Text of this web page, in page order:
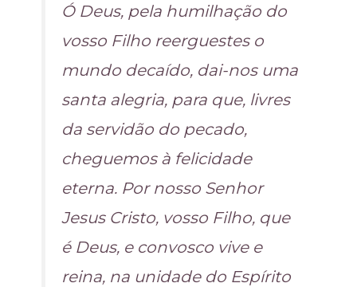
Ó Deus, pela humilhação do
vosso Filho reerguestes o
mundo decaído, dai-nos uma
santa alegria, para que, livres
da servidão do pecado,
cheguemos à felicidade
eterna. Por nosso Senhor
Jesus Cristo, vosso Filho, que
é Deus, e convosco vive e
reina, na unidade do Espírito